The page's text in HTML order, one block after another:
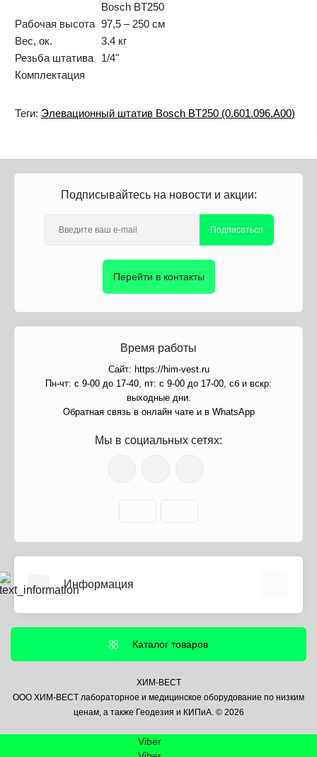
Bosch BT250
Рабочая высота 97,5 – 250 см
Вес, ок.
3.4 кг
Резьба штатива
1/4"
Комплектация
Теги: Элевационный штатив Bosch BT250 (0.601.096.A00)
Подписывайтесь на новости и акции:
Подписаться
Перейти в контакты
Время работы
Сайт: https://him-vest.ru
Пн-чт: с 9-00 до 17-40, пт: с 9-00 до 17-00, сб и вскр:
выходные дни.
Обратная связь в онлайн чате и в WhatsApp
Мы в социальных сетях:
Информация
Информация о доставке
Политика безопасности
Контакты
Каталог товаров
ХИМ-ВЕСТ
ООО ХИМ-ВЕСТ лабораторное и медицинское оборудование по низким
ценам, а также Геодезия и КИПиА. © 2026
Viber